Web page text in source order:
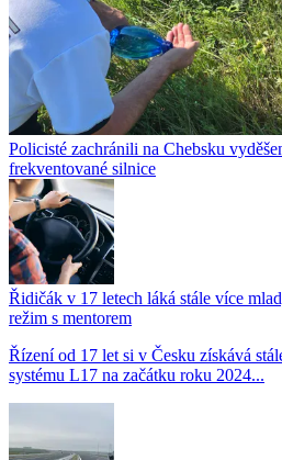
Policisté zachránili na Chebsku
frekventované silnice
Řidičák v 17 letech láká stále více
režim s mentorem
Řízení od 17 let si v Česku získává
systému L17 na začátku roku 2024...